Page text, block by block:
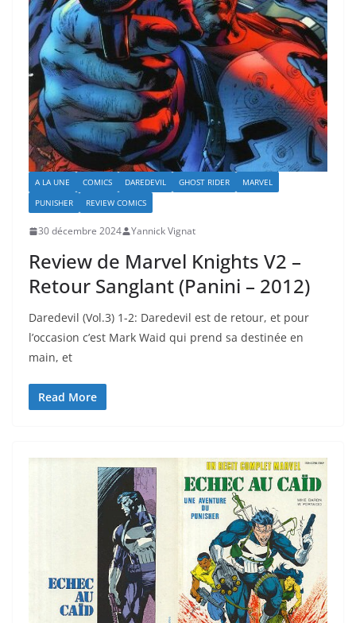
A LA UNE COMICS DAREDEVIL GHOST RIDER
MARVEL
PUNISHER
REVIEW COMICS
30 décembre 2024 Yannick Vignat
Review de Marvel Knights V2 –
Retour Sanglant (Panini – 2012)
Daredevil (Vol.3) 1-2: Daredevil est de retour, et pour
l’occasion c’est Mark Waid qui prend sa destinée en
main, et
Read More